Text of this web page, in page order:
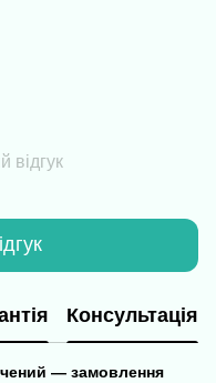
відгук
Консультація
— замовлення